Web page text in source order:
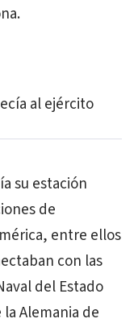
al ejército
su estación
de
entre ellos
con las
del Estado
Alemania de